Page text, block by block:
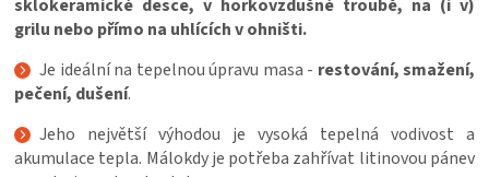
ZNAČKY
MĚNA
(CZK)
sklokeramické desce, v horkovzdušné troubě, na (i v)
grilu nebo přímo na uhlících v ohništi.
Je ideální na tepelnou úpravu masa - restování, smažení,
pečení, dušení.
Jeho největší výhodou je vysoká tepelná vodivost a
akumulace tepla. Málokdy je potřeba zahřívat litinovou pánev